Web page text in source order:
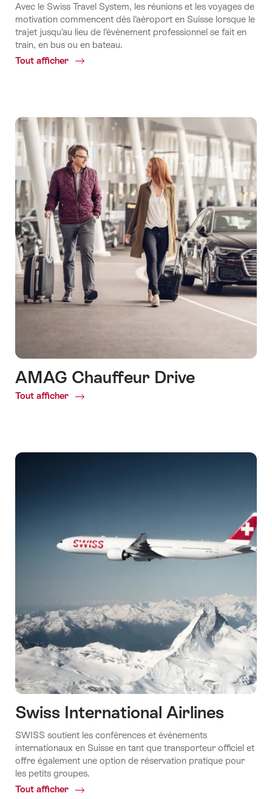
Avec le Swiss Travel System, les réunions et les voyages de
motivation commencent dès l’aéroport en Suisse lorsque le
trajet jusqu’au lieu de l’événement professionnel se fait en
train, en bus ou en bateau.
Tout afficher
Common.Of
AMAG Chauffeur Drive
Tout afficher
Common.Of
Swiss International Airlines
SWISS soutient les conférences et événements
internationaux en Suisse en tant que transporteur officiel et
offre également une option de réservation pratique pour
les petits groupes.
Tout afficher
Common.Of